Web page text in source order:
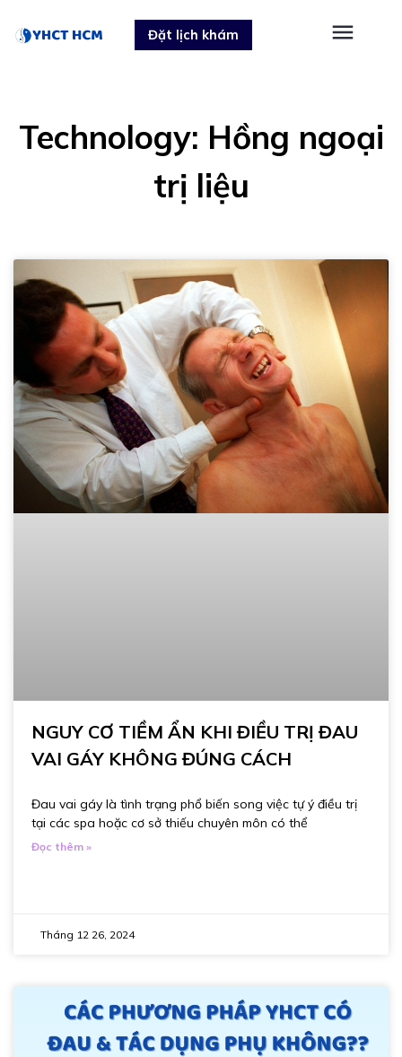
Đặt lịch khám
Technology: Hồng ngoại
trị liệu
NGUY CƠ TIỀM ẨN KHI ĐIỀU TRỊ ĐAU
VAI GÁY KHÔNG ĐÚNG CÁCH
Đau vai gáy là tình trạng phổ biến song việc tự ý điều trị
tại các spa hoặc cơ sở thiếu chuyên môn có thể
Đọc thêm »
Tháng 12 26, 2024